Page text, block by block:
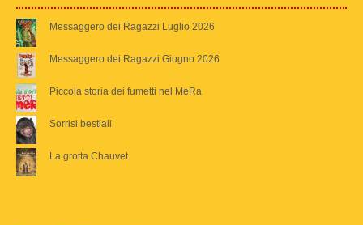
Messaggero dei Ragazzi Luglio 2026
Messaggero dei Ragazzi Giugno 2026
Piccola storia dei fumetti nel MeRa
Sorrisi bestiali
La grotta Chauvet